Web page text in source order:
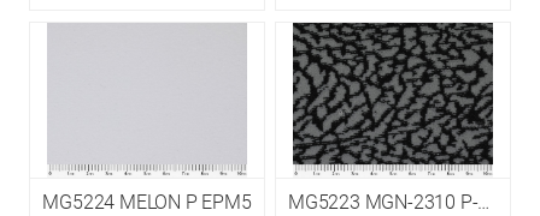
MG5224 MELON P EPM5 MG5223 MGN-2310 P-CDP EPM5